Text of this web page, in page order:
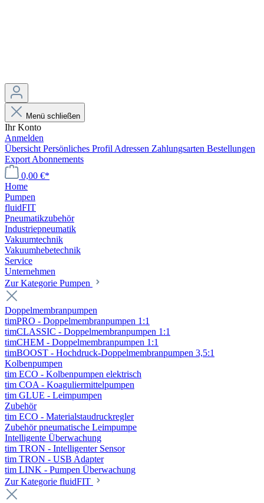
Menü schließen
Ihr Konto
Anmelden
Übersicht Persönliches Profil Adressen Zahlungsarten Bestellungen
Export Abonnements
0,00 €*
Home
Pumpen
fluidFIT
Pneumatikzubehör
Industriepneumatik
Vakuumtechnik
Vakuumhebetechnik
Service
Unternehmen
Zur Kategorie Pumpen
Doppelmembranpumpen
timPRO - Doppelmembranpumpen 1:1
timCLASSIC - Doppelmembranpumpen 1:1
timCHEM - Doppelmembranpumpen 1:1
timBOOST - Hochdruck-Doppelmembranpumpen 3,5:1
Kolbenpumpen
tim ECO - Kolbenpumpen elektrisch
tim COA - Koaguliermittelpumpen
tim GLUE - Leimpumpen
Zubehör
tim ECO - Materialstaudruckregler
Zubehör pneumatische Leimpumpe
Intelligente Überwachung
tim TRON - Intelligenter Sensor
tim TRON - USB Adapter
tim LINK - Pumpen Überwachung
Zur Kategorie fluidFIT